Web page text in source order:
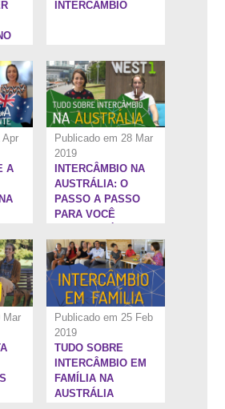
INTERCÂMBIO
Apr
A
Publicado em 28 Mar
2019
26:29''
INTERCÂMBIO NA
AUSTRÁLIA: O
PASSO A PASSO
PARA VOCÊ
2019!
Mar
Publicado em 25 Feb
2019
28:33''
TUDO SOBRE
INTERCÂMBIO EM
FAMÍLIA NA
AUSTRÁLIA
13:2''